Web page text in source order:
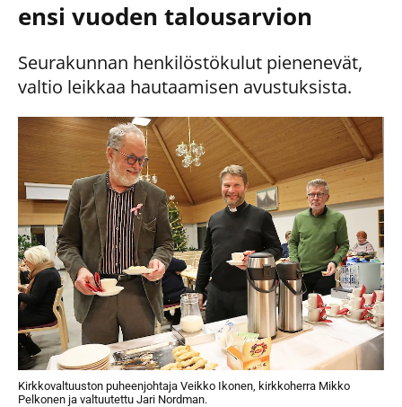
ensi vuoden talousarvion
Seurakunnan henkilöstökulut pienenevät,
valtio leikkaa hautaamisen avustuksista.
Kirkkovaltuuston puheenjohtaja Veikko Ikonen, kirkkoherra Mikko
Pelkonen ja valtuutettu Jari Nordman.